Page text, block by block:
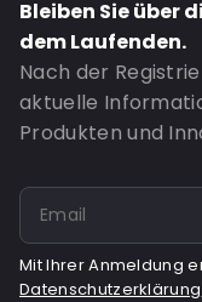
Bleiben Sie über
dem Laufenden.
Nach der
aktuelle
Produkten und
Mit Ihrer Anmeldung
Datenschutzerklärung